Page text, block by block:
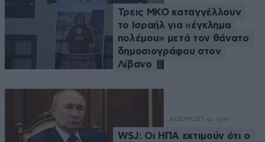
Τρεις ΜΚΟ καταγγέλλουν
το Ισραήλ για «έγκλημα
πολέμου» μετά τον θάνατο
δημοσιογράφου στον
Λίβανο
ΚΟΣΜΟΣ 1 ω. πριν
WSJ: Οι ΗΠΑ εκτιμούν ότι ο